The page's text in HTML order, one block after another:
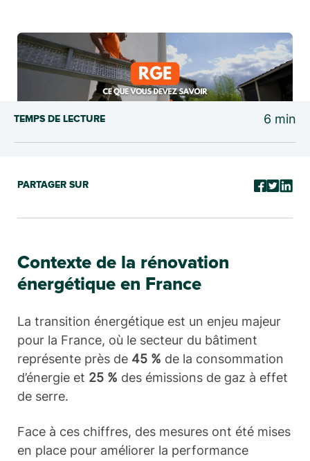
Contexte de la rénovation
énergétique en France
La transition énergétique est un enjeu majeur
pour la France, où le secteur du bâtiment
représente près de 45 % de la consommation
d’énergie et 25 % des émissions de gaz à effet
de serre.
Face à ces chiffres, des mesures ont été mises
en place pour améliorer la performance
TEMPS DE LECTURE 6 min
PARTAGER SUR